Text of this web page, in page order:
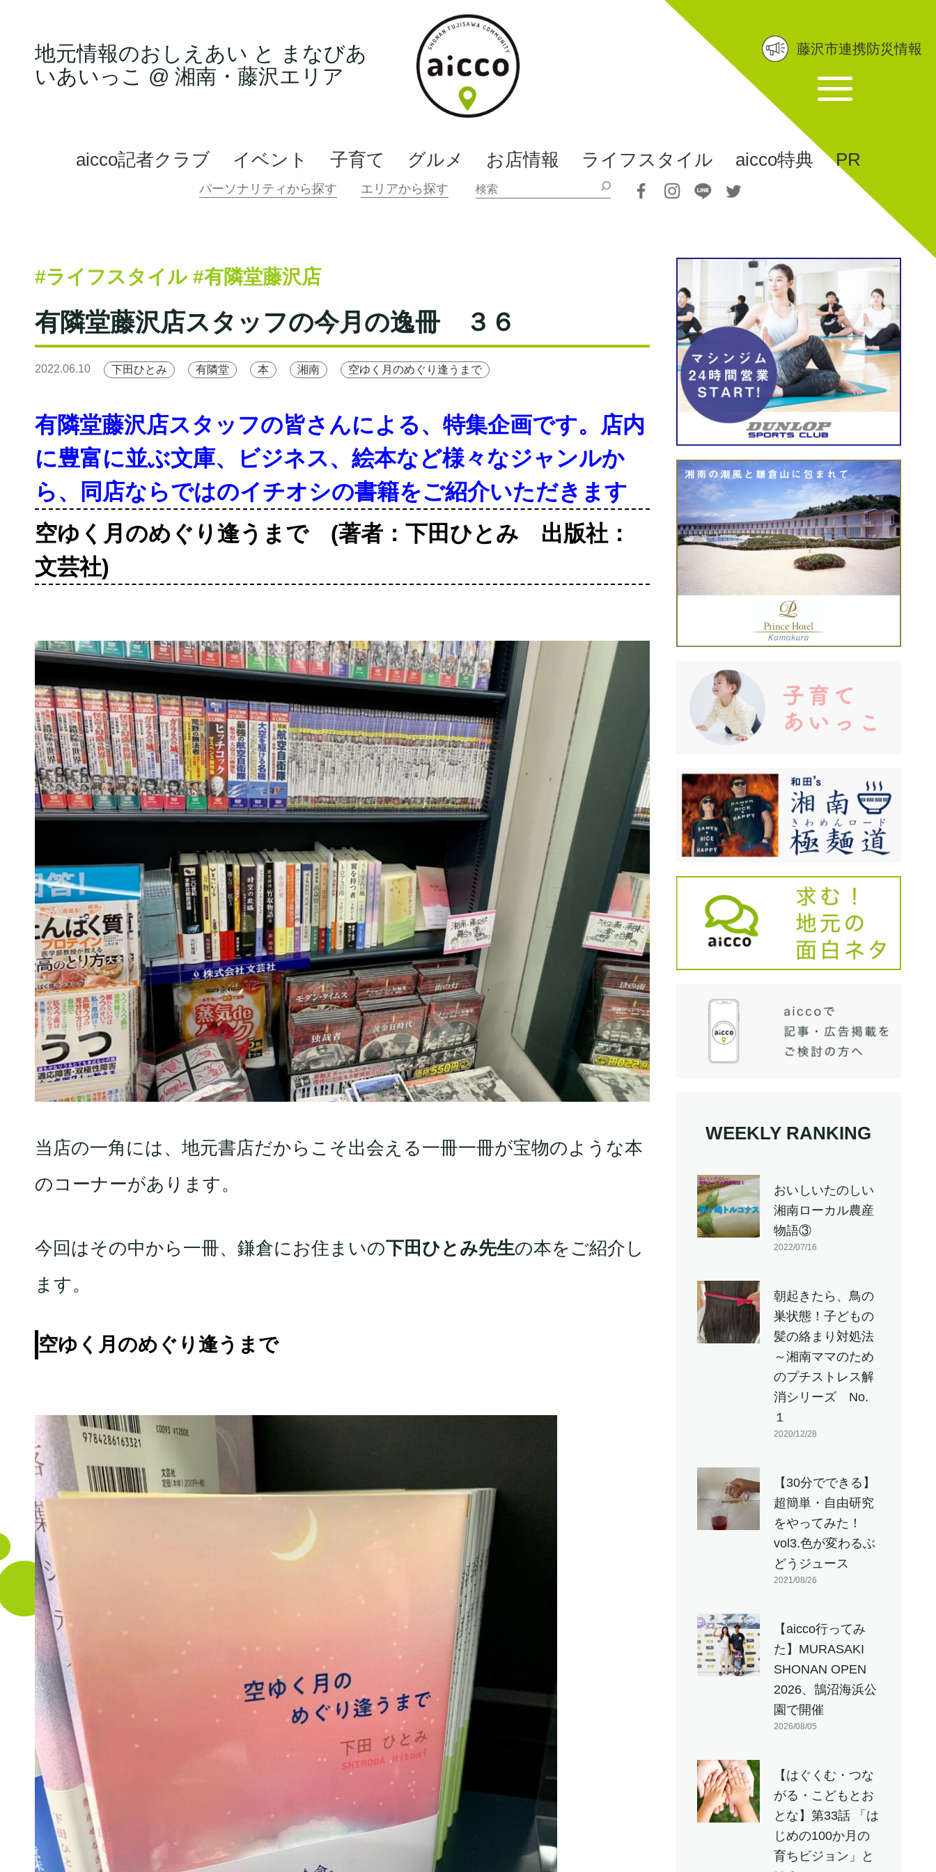
地元情報のおしえあい と まなびあ
いあいっこ @ 湘南・藤沢エリア
aicco記者クラブ イベント 子育て グルメ お店情報 ライフスタイル aicco特典 PR
藤沢市連携防災情報
#ライフスタイル #有隣堂藤沢店
有隣堂藤沢店スタッフの今月の逸冊 ３６
2022.06.10 下田ひとみ 有隣堂 本 湘南 空ゆく月のめぐり逢うまで
有隣堂藤沢店スタッフの皆さんによる、特集企画です。店内
に豊富に並ぶ文庫、ビジネス、絵本など様々なジャンルか
ら、同店ならではのイチオシの書籍をご紹介いただきます
空ゆく月のめぐり逢うまで (著者：下田ひとみ 出版社：
文芸社)
当店の一角には、地元書店だからこそ出会える一冊一冊が宝物のような本
のコーナーがあります。
今回はその中から一冊、鎌倉にお住まいの下田ひとみ先生の本をご紹介し
ます。
空ゆく月のめぐり逢うまで
WEEKLY RANKING
おいしいたのしい
湘南ローカル農産
物語③
2022/07/16
朝起きたら、鳥の
巣状態！子どもの
髪の絡まり対処法
～湘南ママのため
のプチストレス解
消シリーズ No.
１
2020/12/28
【30分でできる】
超簡単・自由研究
をやってみた！
vol3.色が変わるぶ
どうジュース
2021/08/26
【aicco行ってみ
た】MURASAKI
SHONAN OPEN
2026、鵠沼海浜公
園で開催
2026/08/05
【はぐくむ・つな
がる・こどもとお
とな】第33話 「は
じめの100か月の
育ちビジョン」と